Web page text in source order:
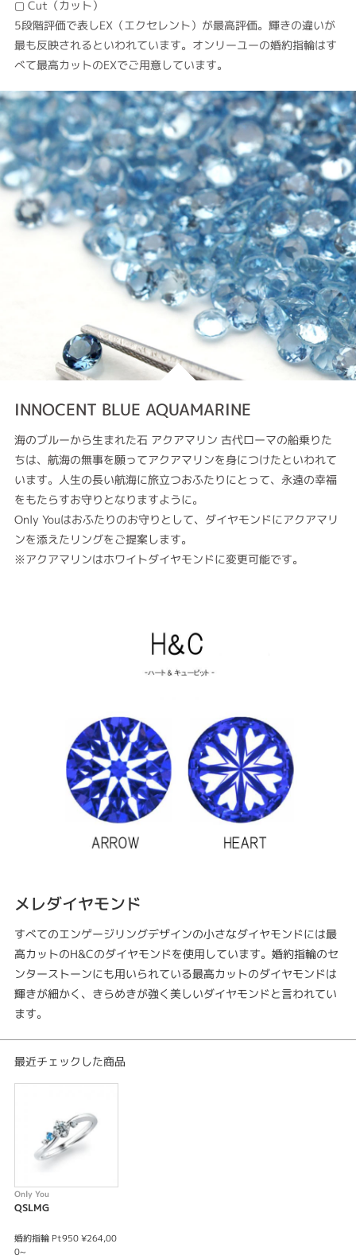
▢ Cut（カット）
5段階評価で表しEX（エクセレント）が最高評価。輝きの違いが
最も反映されるといわれています。オンリーユーの婚約指輪はす
べて最高カットのEXでご用意しています。
INNOCENT BLUE AQUAMARINE
海のブルーから生まれた石 アクアマリン 古代ローマの船乗りた
ちは、航海の無事を願ってアクアマリンを身につけたといわれて
います。人生の長い航海に旅立つおふたりにとって、永遠の幸福
をもたらすお守りとなりますように。
Only Youはおふたりのお守りとして、ダイヤモンドにアクアマリ
ンを添えたリングをご提案します。
※アクアマリンはホワイトダイヤモンドに変更可能です。
メレダイヤモンド
すべてのエンゲージリングデザインの小さなダイヤモンドには最
高カットのH&Cのダイヤモンドを使用しています。婚約指輪のセ
ンターストーンにも用いられている最高カットのダイヤモンドは
輝きが細かく、きらめきが強く美しいダイヤモンドと言われてい
ます。
最近チェックした商品
Only You
QSLMG
婚約指輪 Pt950 ¥264,00
0~